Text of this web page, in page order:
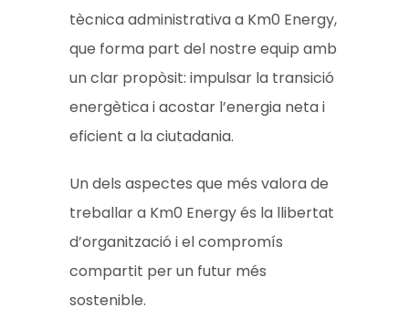
tècnica administrativa a Km0 Energy,
que forma part del nostre equip amb
un clar propòsit: impulsar la transició
energètica i acostar l’energia neta i
eficient a la ciutadania.
Un dels aspectes que més valora de
treballar a Km0 Energy és la llibertat
d’organització i el compromís
compartit per un futur més
sostenible.